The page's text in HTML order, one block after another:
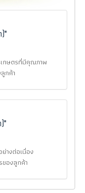
เกษตรที่มีคุณภาพ
กค้า
างต่อเนื่อง
องลูกค้า